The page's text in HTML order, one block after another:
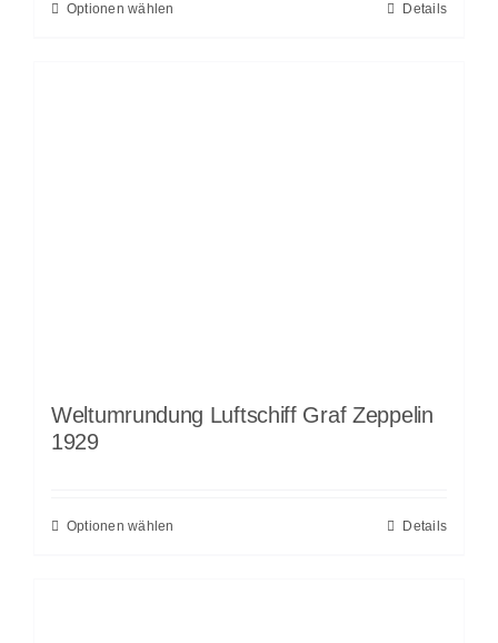
Optionen wählen Details
Weltumrundung Luftschiff Graf Zeppelin
1929
Optionen wählen Details